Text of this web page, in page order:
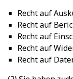
Recht auf
Recht auf
Recht auf
Recht auf
Recht auf